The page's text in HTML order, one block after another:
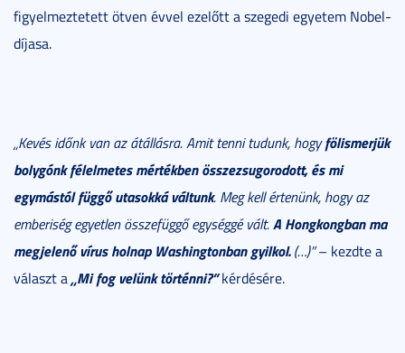
figyelmeztetett ötven évvel ezelőtt a szegedi egyetem Nobel-
díjasa.
„Kevés időnk van az átállásra. Amit tenni tudunk, hogyfölismerjük
bolygónk félelmetes mértékben összezsugorodott, és mi
egymástól függő utasokká váltunk. Meg kell értenünk, hogy az
emberiség egyetlen összefüggő egységgé vált.A Hongkongban ma
megjelenő vírus holnap Washingtonban gyilkol.(…)”– kezdte a
választ a„Mi fog velünk történni?”kérdésére.